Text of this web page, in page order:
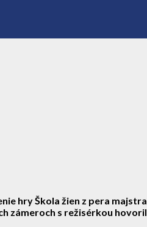
hry Škola žien z pera
zámeroch s režisérkou